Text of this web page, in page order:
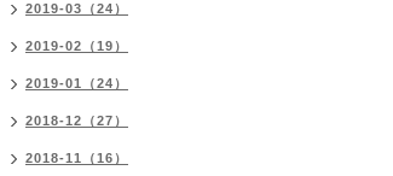
2019-03（24）
2019-02（19）
2019-01（24）
2018-12（27）
2018-11（16）